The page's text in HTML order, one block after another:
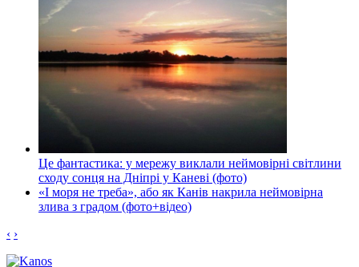
Це фантастика: у мережу виклали неймовірні світлини
сходу сонця на Дніпрі у Каневі (фото)
«І моря не треба», або як Канів накрила неймовірна
злива з градом (фото+відео)
‹ ›